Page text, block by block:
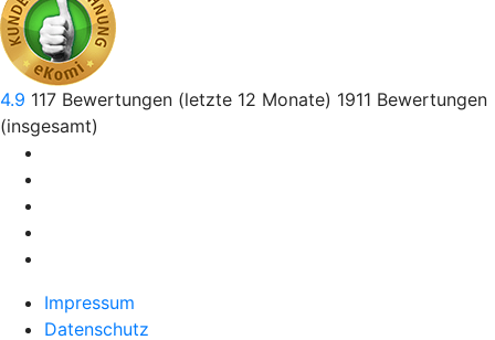
4.9 117 Bewertungen (letzte 12 Monate) 1911 Bewertungen
(insgesamt)
Impressum
Datenschutz